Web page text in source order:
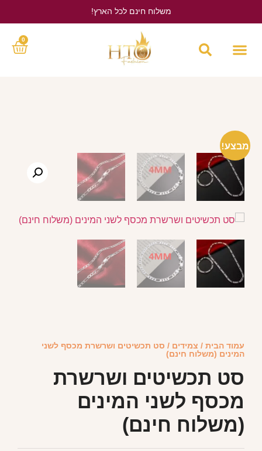
משלוח חינם לכל הארץ!
0
מבצע!
עמוד הבית / צמידים / סט תכשיטים ושרשרת מכסף לשני
המינים (משלוח חינם)
סט תכשיטים ושרשרת
מכסף לשני המינים
(משלוח חינם)